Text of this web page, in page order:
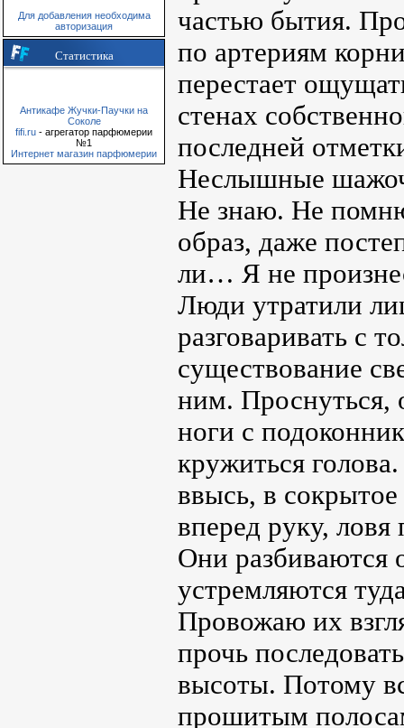
Для добавления необходима
авторизация
Статистика
Антикафе Жучки-Паучки на
Соколе
fifi.ru - агрегатор парфюмерии
№1
Интернет магазин парфюмерии
частью бытия.
по артериям
перестает
стенах
последней
Неслышные
Не знаю. Не
образ, даже
ли… Я не
Люди утратили
разговаривать с
существование
ним. Проснуться,
ноги с
кружиться
ввысь, в
вперед руку,
Они разбиваются
устремляются
Провожаю их
прочь
высоты. Потому
прошитым